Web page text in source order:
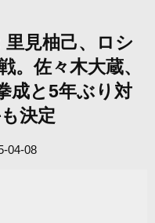
見柚己、ロシ
。佐々木大蔵、
成と5年ぶり対
決定
04-08